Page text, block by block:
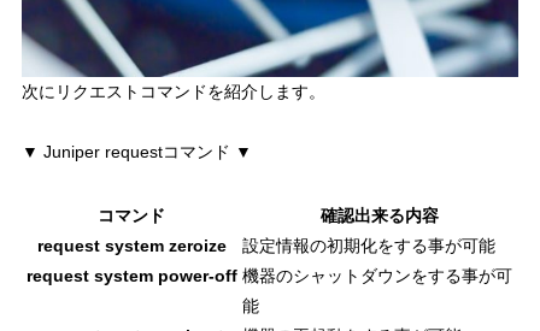
次にリクエストコマンドを紹介します。
▼ Juniper requestコマンド ▼
コマンド
確認出来る内容
request system zeroize
設定情報の初期化をする事が可能
request system power-off 機器のシャットダウンをする事が可
能